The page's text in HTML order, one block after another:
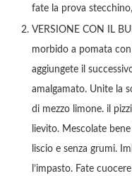
fate la prova
VERSIONE CON IL
morbido a pomata
aggiungete il
amalgamato. Unite la
di mezzo limone. il
lievito. Mescolate
liscio e senza grumi.
l’impasto. Fate